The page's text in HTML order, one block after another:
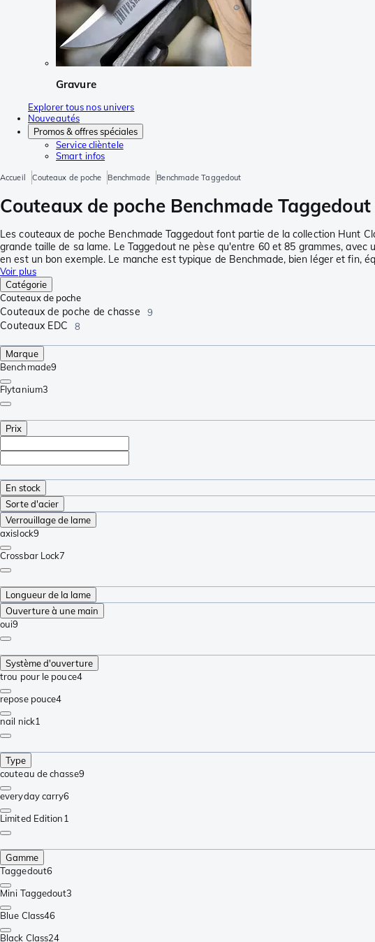
Gravure
Explorer tous nos univers
Nouveautés
Promos & offres spéciales
Service clièntele
Smart infos
Accueil Couteaux de poche Benchmade Benchmade Taggedout
Couteaux de poche Benchmade
Les couteaux de poche Benchmade Taggedout font partie de la collection Hunt
grande taille de sa lame. Le Taggedout ne pèse qu'entre 60 et 85 grammes,
en est un bon exemple. Le manche est typique de Benchmade, bien léger et fin,
Voir plus
Catégorie
Couteaux de poche
Couteaux de poche de chasse 9
Couteaux EDC 8
Marque
Benchmade9
Flytanium3
Prix
En stock
Sorte d'acier
Verrouillage de lame
axislock9
Crossbar Lock7
Longueur de la lame
Ouverture à une main
oui9
Système d'ouverture
trou pour le pouce4
repose pouce4
nail nick1
Type
couteau de chasse9
everyday carry6
Limited Edition1
Gamme
Taggedout6
Mini Taggedout3
Blue Class46
Black Class24